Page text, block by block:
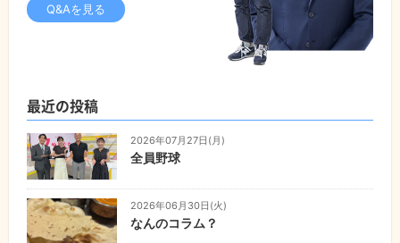
Q&Aを見る
最近の投稿
2026年07月27日(月)
全員野球
2026年06月30日(火)
なんのコラム？